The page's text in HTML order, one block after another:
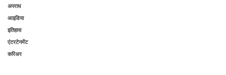
अपराध
आइडिया
इतिहास
एंटरटेनमेंट
करिअर